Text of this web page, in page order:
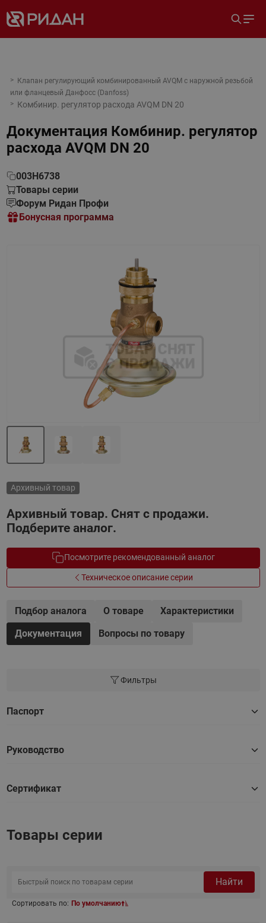
Клапан регулирующий комбинированный AVQM с наружной резьбой
или фланцевый Данфосс (Danfoss)
Комбинир. регулятор расхода AVQM DN 20
Документация Комбинир. регулятор
расхода AVQM DN 20
003H6738
Товары серии
Форум Ридан Профи
Бонусная программа
Архивный товар
Архивный товар. Снят с продажи.
Подберите аналог.
Посмотрите рекомендованный аналог
Техническое описание серии
Подбор аналога О товаре
Характеристики
Документация
Вопросы по товару
Фильтры
Паспорт
Руководство
Сертификат
Товары серии
Найти
Сортировать по: По умолчанию